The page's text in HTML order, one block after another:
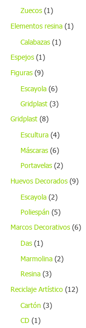
Zuecos (1)
Elementos resina (1)
Calabazas (1)
Espejos (1)
Figuras (9)
Escayola (6)
Gridplast (3)
Gridplast (8)
Escultura (4)
Máscaras (6)
Portavelas (2)
Huevos Decorados (9)
Escayola (2)
Poliespán (5)
Marcos Decorativos (6)
Das (1)
Marmolina (2)
Resina (3)
Reciclaje Artístico (12)
Cartón (3)
CD (1)